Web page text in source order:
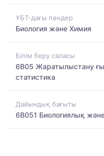
ҰБТ-дағы пәндер
Биология және Химия
Білім беру саласы
6B05 Жаратылыстану
статистика
Дайындық бағыты
6B051 Биологиялық